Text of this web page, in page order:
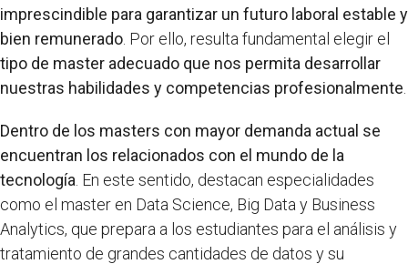
imprescindible para garantizar un futuro laboral estable y
bien remunerado . Por ello, resulta fundamental elegir el
tipo de master adecuado que nos permita desarrollar
nuestras habilidades y competencias profesionalmente
Dentro de los masters con mayor demanda actual se
encuentran los relacionados con el mundo de la
tecnología . En este sentido, destacan especialidades
como el master en Data Science, Big Data y Business
Analytics, que prepara a los estudiantes para el análisis y
tratamiento de grandes cantidades de datos y su